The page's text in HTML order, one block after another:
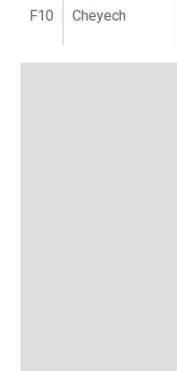
F10 Cheyech